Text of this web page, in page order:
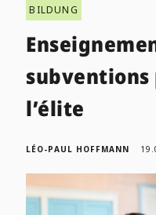
BILDUNG
l’élite
LÉO-PAUL HOFFMANN